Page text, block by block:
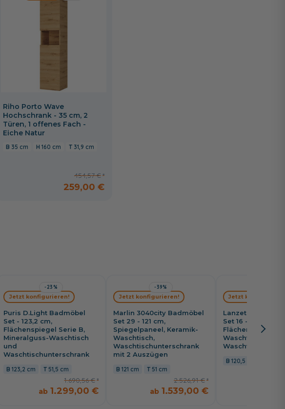
Riho Porto Wave
Hochschrank - 35 cm, 2
Türen, 1 offenes Fach -
Eiche Natur
35 cm 160 cm 31,9 cm
454,57 €
259,00 €
-23%
Puris D.Light Badmöbel
Set - 123,2 cm,
Flächenspiegel Serie B,
Mineralguss-Waschtisch
und
Waschtischunterschrank
123,2 cm 51,5 cm
1.690,56 €
1.299,00 €
Jetzt konfigurieren!
-39%
Marlin 3040city Badmöbel
Set 29 - 121 cm,
Spiegelpaneel, Keramik-
Waschtisch,
Waschtischunterschrank
mit 2 Auszügen
121 cm 51 cm
2.526,91 €
1.539,00 €
Jetzt konfigurieren!
Lanzet Impulso
Set 16 - 120,5 cm,
Flächenspiegel,
Waschtisch und
120,5 cm
Jetzt